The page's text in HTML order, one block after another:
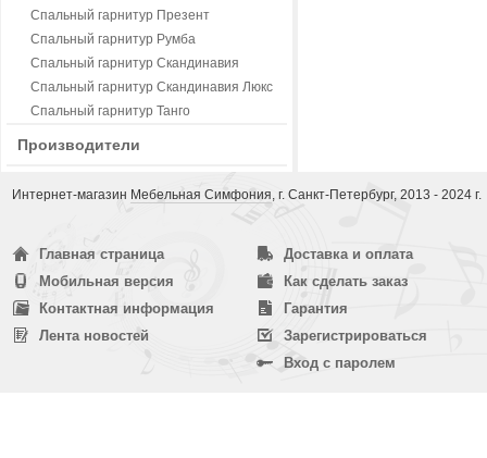
Спальный гарнитур Презент
Спальный гарнитур Румба
Спальный гарнитур Скандинавия
Спальный гарнитур Скандинавия Люкс
Спальный гарнитур Танго
Производители
Интернет-магазин Мебельная Симфония, г. Санкт-Петербург, 2013 - 2024 г.
Главная страница
Мобильная версия
Контактная информация
Лента новостей
Доставка и оплата
Как сделать заказ
Гарантия
Зарегистрироваться
Вход с паролем